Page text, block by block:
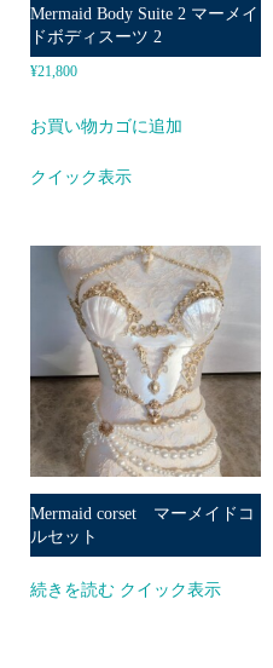
Mermaid Body Suite 2 マーメイ
ドボディスーツ 2
¥21,800
お買い物カゴに追加
クイック表示
Mermaid corset マーメイドコ
ルセット
続きを読む クイック表示